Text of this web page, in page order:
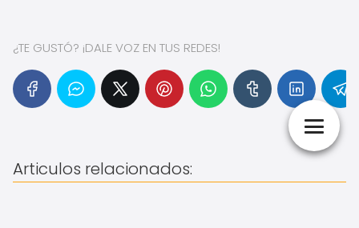
¿TE GUSTÓ? ¡DALE VOZ EN TUS REDES!
Articulos relacionados: